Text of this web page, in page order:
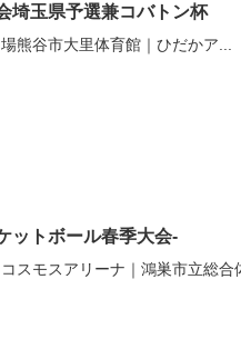
埼玉県予選兼コバトン杯
市大里体育館｜ひだかア...
ットボール春季大会-
スモスアリーナ｜鴻巣市立総合